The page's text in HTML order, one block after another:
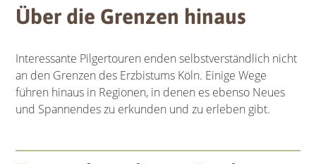
Über die Grenzen hinaus
Interessante Pilgertouren enden selbstverständlich nicht
an den Grenzen des Erzbistums Köln. Einige Wege
führen hinaus in Regionen, in denen es ebenso Neues
und Spannendes zu erkunden und zu erleben gibt.